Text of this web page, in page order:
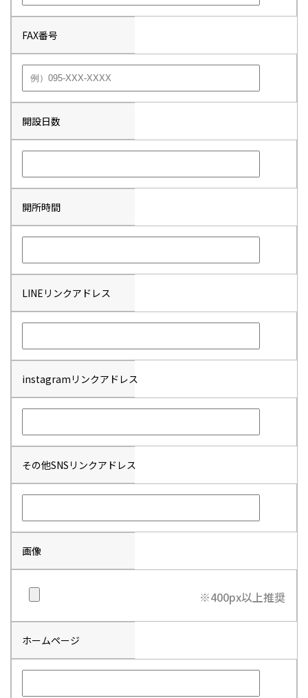
FAX番号
開設日数
開所時間
LINEリンクアドレス
instagramリンクアドレス
その他SNSリンクアドレス
画像
※400px以上推奨
ホームページ